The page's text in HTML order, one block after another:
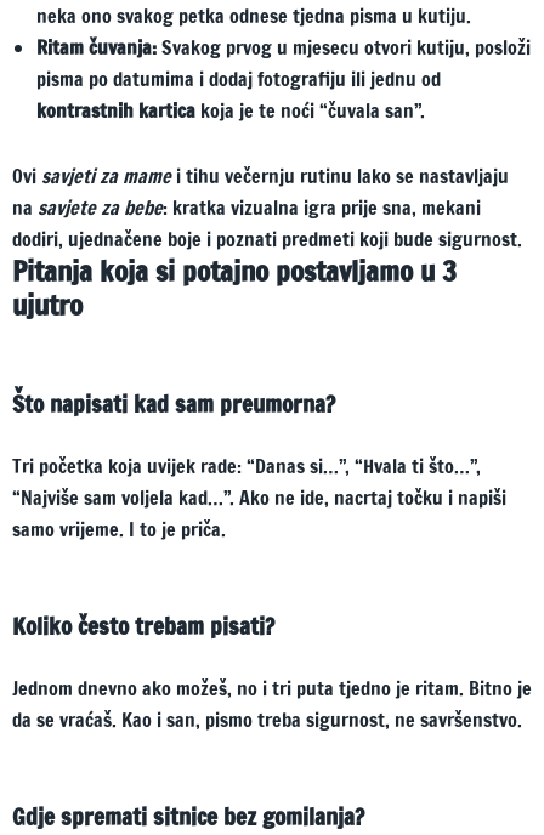
neka ono svakog petka odnese tjedna pisma u kutiju.
Ritam čuvanja:Svakog prvog u mjesecu otvori kutiju, posloži
pisma po datumima i dodaj fotografiju ili jednu od
kontrastnih kartica koja je te noći “čuvala san”.
Ovi savjeti za mamei tihu večernju rutinu lako se nastavljaju
na savjete za bebe: kratka vizualna igra prije sna, mekani
dodiri, ujednačene boje i poznati predmeti koji bude sigurnost.
Pitanja koja si potajno postavljamo u 3
ujutro
Što napisati kad sam preumorna?
Tri početka koja uvijek rade: “Danas si…”, “Hvala ti što…”,
“Najviše sam voljela kad…”. Ako ne ide, nacrtaj točku i napiši
samo vrijeme. I to je priča.
Koliko često trebam pisati?
Jednom dnevno ako možeš, no i tri puta tjedno je ritam. Bitno je
da se vraćaš. Kao i san, pismo treba sigurnost, ne savršenstvo.
Gdje spremati sitnice bez gomilanja?